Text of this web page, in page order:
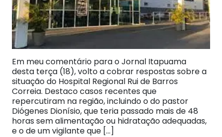
Em meu comentário para o Jornal Itapuama
desta terça (18), volto a cobrar respostas sobre a
situação do Hospital Regional Rui de Barros
Correia. Destaco casos recentes que
repercutiram na região, incluindo o do pastor
Diógenes Dionísio, que teria passado mais de 48
horas sem alimentação ou hidratação adequadas,
e o de um vigilante que […]